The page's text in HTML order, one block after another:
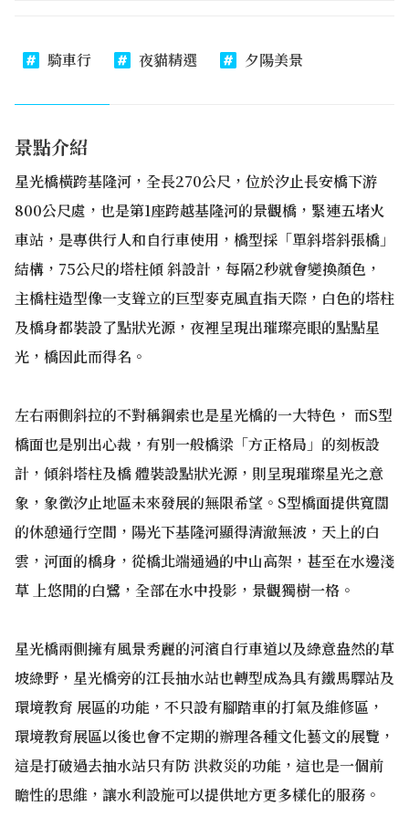
騎車行 夜貓精選 夕陽美景
景點介紹
星光橋橫跨基隆河，全長270公尺，位於汐止長安橋下游
800公尺處，也是第1座跨越基隆河的景觀橋，緊連五堵火
車站，是專供行人和自行車使用，橋型採「單斜塔斜張橋」
結構，75公尺的塔柱傾 斜設計，每隔2秒就會變換顏色，
主橋柱造型像一支聳立的巨型麥克風直指天際，白色的塔柱
及橋身都裝設了點狀光源，夜裡呈現出璀璨亮眼的點點星
光，橋因此而得名。
左右兩側斜拉的不對稱鋼索也是星光橋的一大特色， 而S型
橋面也是別出心裁，有別一般橋梁「方正格局」的刻板設
計，傾斜塔柱及橋 體裝設點狀光源，則呈現璀璨星光之意
象，象徵汐止地區未來發展的無限希望。S型橋面提供寬闊
的休憩通行空間，陽光下基隆河顯得清澈無波，天上的白
雲，河面的橋身，從橋北端通過的中山高架，甚至在水邊淺
草 上悠閒的白鷺，全部在水中投影，景觀獨樹一格。
星光橋兩側擁有風景秀麗的河濱自行車道以及綠意盎然的草
坡綠野，星光橋旁的江長抽水站也轉型成為具有鐵馬驛站及
環境教育 展區的功能，不只設有腳踏車的打氣及維修區，
環境教育展區以後也會不定期的辦理各種文化藝文的展覽，
這是打破過去抽水站只有防 洪救災的功能，這也是一個前
瞻性的思維，讓水利設施可以提供地方更多樣化的服務。